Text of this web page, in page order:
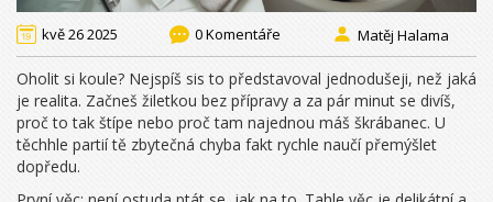
kvě 26 2025 0 Komentáře Matěj Halama
Oholit si koule? Nejspíš sis to představoval jednodušeji, než jaká
je realita. Začneš žiletkou bez přípravy a za pár minut se divíš,
proč to tak štípe nebo proč tam najednou máš škrábanec. U
těchhle partií tě zbytečná chyba fakt rychle naučí přemýšlet
dopředu.